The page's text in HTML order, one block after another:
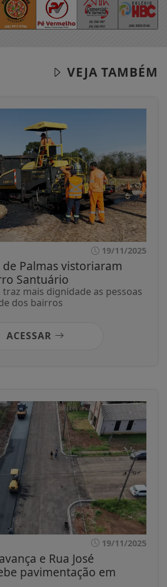
VEJA TAMBÉM
19/11/2025
Palmas vistoriaram
Santuário
traz mais dignidade as pessoas
dos bairros
ACESSAR
19/11/2025
e Rua José
pavimentação em